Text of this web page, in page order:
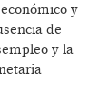
y
de
y la